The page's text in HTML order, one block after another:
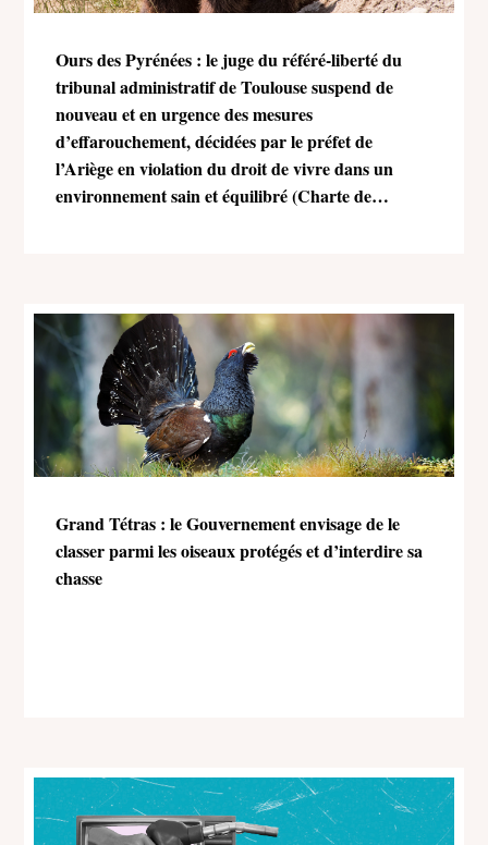
Ours des Pyrénées : le juge du référé-liberté du
tribunal administratif de Toulouse suspend de
nouveau et en urgence des mesures
d’effarouchement, décidées par le préfet de
l’Ariège en violation du droit de vivre dans un
environnement sain et équilibré (Charte de
Grand Tétras : le Gouvernement envisage de le
classer parmi les oiseaux protégés et d’interdire sa
chasse